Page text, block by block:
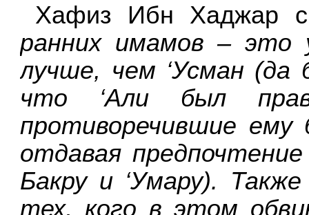
Хафиз Ибн Хаджар
ранних имамов – это
лучше, чем ‘Усман (да
что ‘Али был
противоречившие
отдавая
Бакру и ‘Умару).
тех, кого в этом